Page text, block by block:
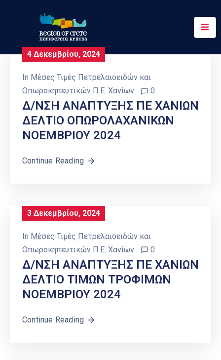
Περιφέρεια
Έργα
Δράσεις
Ψηφιακές
4 Δεκεμβρίου, 2024
In Μέσες Τιμές Πετρελαιοειδών και
Οπωροκηπευτικών Π.Ε. Χανίων
0
Δ/ΝΣΗ ΑΝΑΠΤΥΞΗΣ ΠΕ ΧΑΝΙΩΝ
ΔΕΛΤΙΟ ΟΠΩΡΟΛΑΧΑΝΙΚΩΝ
ΝΟΕΜΒΡΙΟΥ 2024
Continue Reading
3 Δεκεμβρίου, 2024
In Μέσες Τιμές Πετρελαιοειδών και
Οπωροκηπευτικών Π.Ε. Χανίων
0
Δ/ΝΣΗ ΑΝΑΠΤΥΞΗΣ ΠΕ ΧΑΝΙΩΝ
ΔΕΛΤΙΟ ΤΙΜΩΝ ΤΡΟΦΙΜΩΝ
ΝΟΕΜΒΡΙΟΥ 2024
Continue Reading